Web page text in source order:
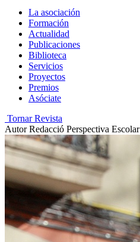
La asociación
Formación
Actualidad
Publicaciones
Biblioteca
Servicios
Proyectos
Premios
Asóciate
Tornar Revista
Autor Redacció Perspectiva Escolar